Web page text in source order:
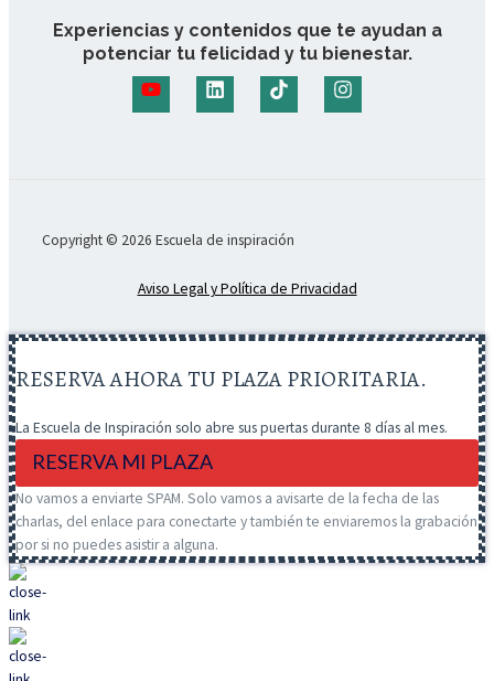
Experiencias y contenidos que te ayudan a
potenciar tu felicidad y tu bienestar.
Copyright © 2026 Escuela de inspiración
Aviso Legal y Política de Privacidad
RESERVA AHORA TU PLAZA PRIORITARIA.
La Escuela de Inspiración solo abre sus puertas durante 8 días al mes.
RESERVA MI PLAZA
No vamos a enviarte SPAM. Solo vamos a avisarte de la fecha de las
charlas, del enlace para conectarte y también te enviaremos la grabación
por si no puedes asistir a alguna.